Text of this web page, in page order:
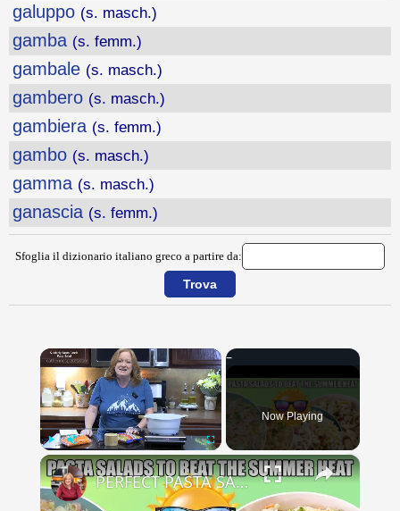
galuppo (s. masch.)
gamba (s. femm.)
gambale (s. masch.)
gambero (s. masch.)
gambiera (s. femm.)
gambo (s. masch.)
gamma (s. masch.)
ganascia (s. femm.)
Sfoglia il dizionario italiano greco a partire da:
×
Play Unmute Fullscreen
Now Playing
×
PERFECT PASTA SALADS FOR YOUR SUMMER GET TOGETHERS